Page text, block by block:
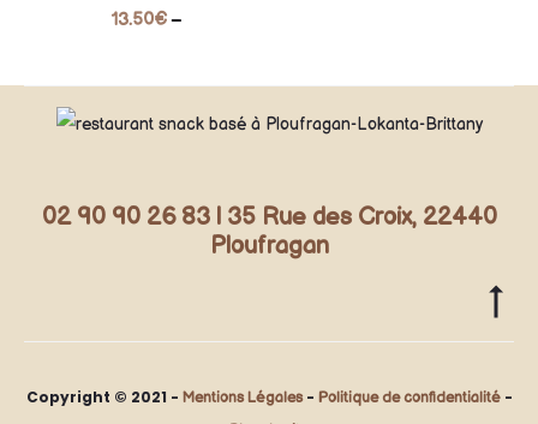
13.50€–
02 90 90 26 83 | 35 Rue des Croix, 22440
Ploufragan
Copyright © 2021 - Mentions Légales- Politique de confidentialité-